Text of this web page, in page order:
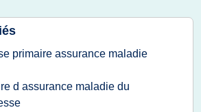
primaire assurance maladie
d assurance maladie du